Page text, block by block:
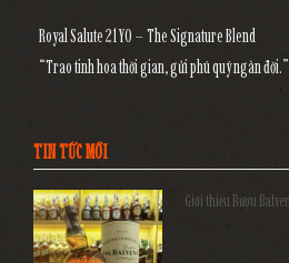
Royal Salute 21YO – The Signature Blend
“Trao tinh hoa thời gian, gửi phú quý ngàn đời.”
TIN TỨC MỚI
Giới thiệu Rượu